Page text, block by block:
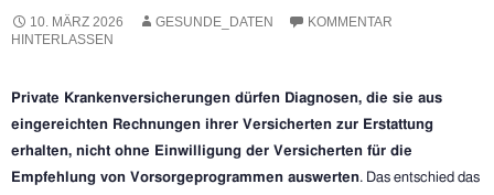
10. MÄRZ 2026 GESUNDE_DATEN
KOMMENTAR
HINTERLASSEN
Private Krankenversicherungen dürfen Diagnosen, die sie aus
eingereichten Rechnungen ihrer Versicherten zur Erstattung
erhalten, nicht ohne Einwilligung der Versicherten für die
Empfehlung von Vorsorgeprogrammen auswerten. Das entschied das